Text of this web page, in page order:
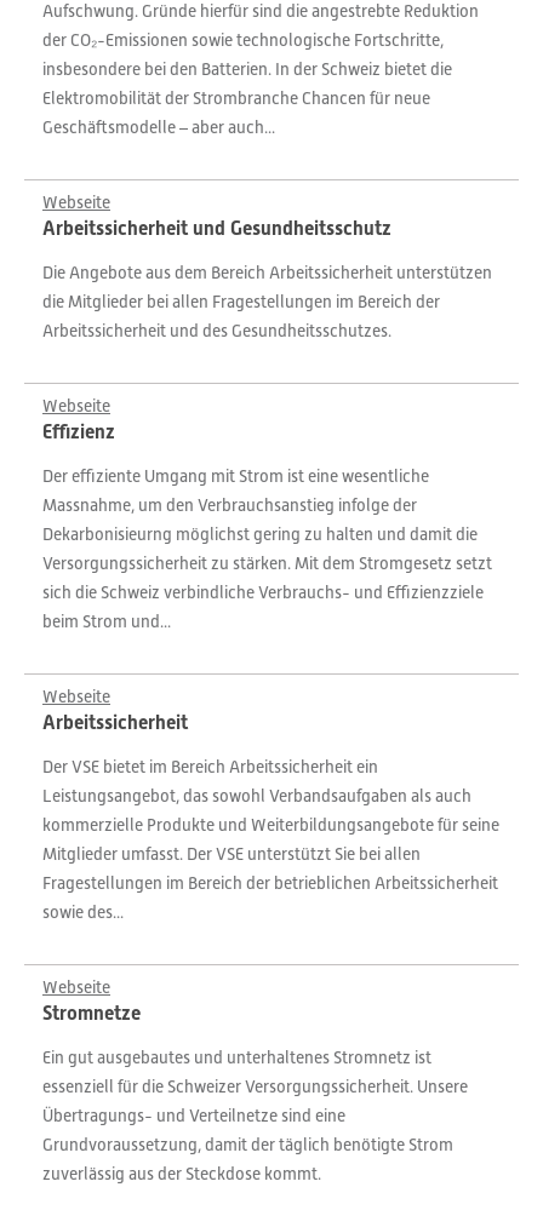
Aufschwung. Gründe hierfür sind die angestrebte Reduktion
der CO₂-Emissionen sowie technologische Fortschritte,
insbesondere bei den Batterien. In der Schweiz bietet die
Elektromobilität der Strombranche Chancen für neue
Geschäftsmodelle – aber auch...
Webseite
Arbeitssicherheit und Gesundheitsschutz
Die Angebote aus dem Bereich Arbeitssicherheit unterstützen
die Mitglieder bei allen Fragestellungen im Bereich der
Arbeitssicherheit und des Gesundheitsschutzes.
Webseite
Effizienz
Der effiziente Umgang mit Strom ist eine wesentliche
Massnahme, um den Verbrauchsanstieg infolge der
Dekarbonisieurng möglichst gering zu halten und damit die
Versorgungssicherheit zu stärken. Mit dem Stromgesetz setzt
sich die Schweiz verbindliche Verbrauchs- und Effizienzziele
beim Strom und...
Webseite
Arbeitssicherheit
Der VSE bietet im Bereich Arbeitssicherheit ein
Leistungsangebot, das sowohl Verbandsaufgaben als auch
kommerzielle Produkte und Weiterbildungsangebote für seine
Mitglieder umfasst. Der VSE unterstützt Sie bei allen
Fragestellungen im Bereich der betrieblichen Arbeitssicherheit
sowie des...
Webseite
Stromnetze
Ein gut ausgebautes und unterhaltenes Stromnetz ist
essenziell für die Schweizer Versorgungssicherheit. Unsere
Übertragungs- und Verteilnetze sind eine
Grundvoraussetzung, damit der täglich benötigte Strom
zuverlässig aus der Steckdose kommt.